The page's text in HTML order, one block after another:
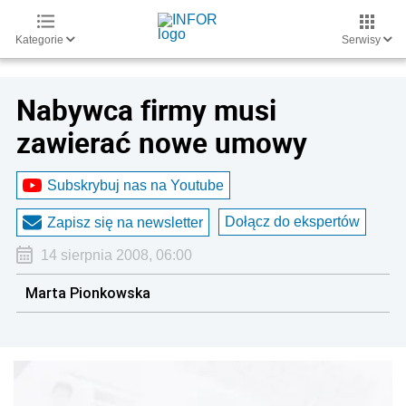
Kategorie Serwisy
Nabywca firmy musi
zawierać nowe umowy
Subskrybuj nas na Youtube
Zapisz się na newsletter Dołącz do ekspertów
14 sierpnia 2008, 06:00
Marta Pionkowska